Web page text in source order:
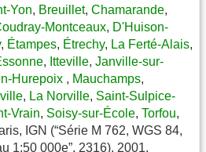
Yon, Breuillet, Chamarande,
Montceaux, D'Huison-
, Étampes, Étrechy, La Ferté-Alais,
, Itteville, Janville-sur-
Hurepoix , Mauchamps,
, La Norville, Saint-Sulpice-
Vrain, Soisy-sur-École, Torfou,
IGN (“Série M 762, WGS 84,
1:50 000e”, 2316), 2001.